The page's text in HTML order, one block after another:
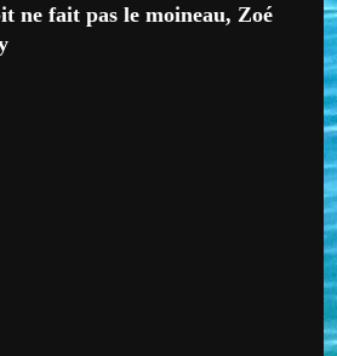
ne fait pas le moineau, Zoé